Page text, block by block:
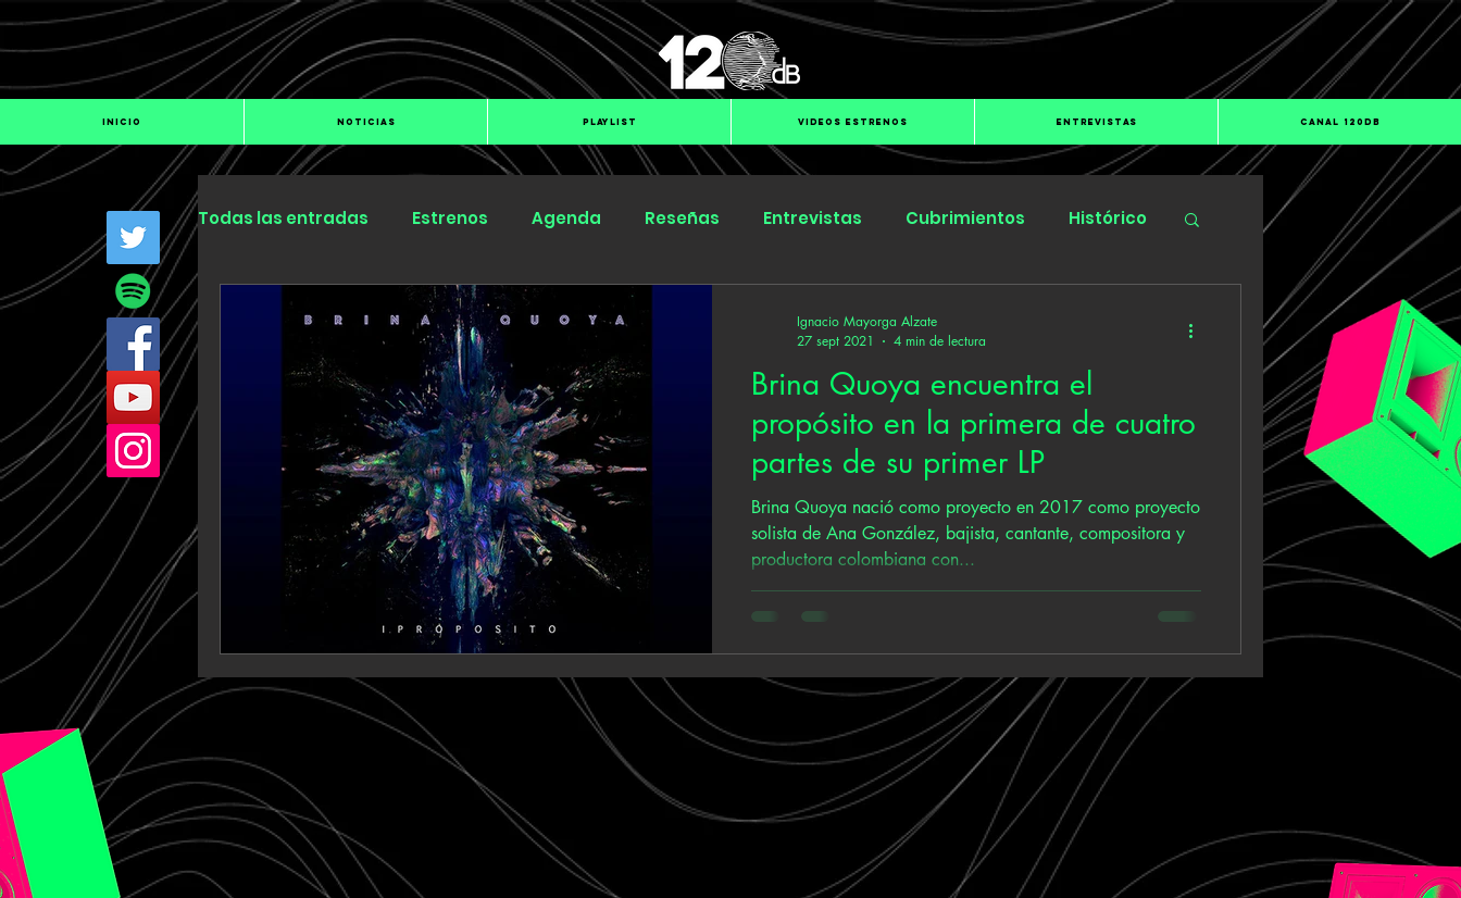
INICIO NOTICIAS PLAYLIST VIDEOS ESTRENOS ENTREVISTAS CANAL 120dB
Todas las entradas Estrenos Agenda Reseñas Entrevistas Cubrimientos Histórico
Especiales Submit Hub
Brina Quoya encuentra el
propósito en la primera de cuatro
partes de su primer LP
Brina Quoya nació como proyecto en 2017 como proyecto
solista de Ana González, bajista, cantante, compositora y
productora colombiana con...
Ignacio Mayorga Alzate
27 sept 2021
4 min de lectura